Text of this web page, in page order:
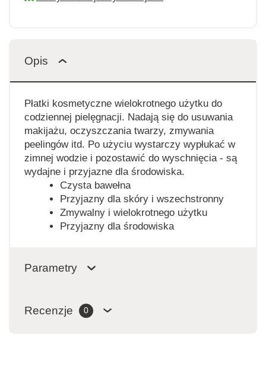
Opis
Płatki kosmetyczne wielokrotnego użytku do
codziennej pielęgnacji. Nadają się do usuwania
makijażu, oczyszczania twarzy, zmywania
peelingów itd. Po użyciu wystarczy wypłukać w
zimnej wodzie i pozostawić do wyschnięcia - są
wydajne i przyjazne dla środowiska.
Czysta bawełna
Przyjazny dla skóry i wszechstronny
Zmywalny i wielokrotnego użytku
Przyjazny dla środowiska
Parametry
Recenzje 0